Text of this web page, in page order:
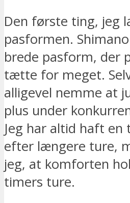
Den første ting, jeg
pasformen.
brede pasform, der
tætte for meget.
alligevel nemme at
plus under
Jeg har altid haft
efter længere ture,
jeg, at komforten
timers ture.